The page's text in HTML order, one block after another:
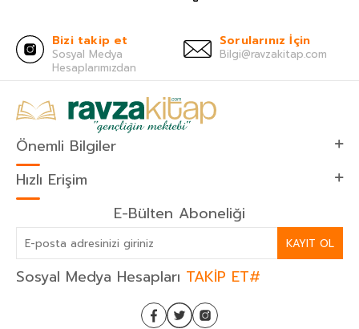
Bizi takip et
Sosyal Medya
Hesaplarımızdan
Sorularınız İçin
Bilgi@ravzakitap.com
Önemli Bilgiler
Hızlı Erişim
E-Bülten Aboneliği
KAYIT OL
Sosyal Medya Hesapları TAKİP ET#